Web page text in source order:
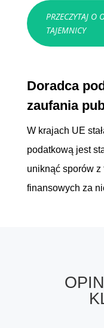
PRZECZYTAJ O
TAJEMNICY
Doradca
zaufania
W krajach UE
podatkową jest
uniknąć sporów
finansowych za